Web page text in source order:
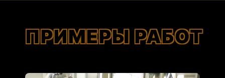
ПРИМЕРЫ РАБОТ